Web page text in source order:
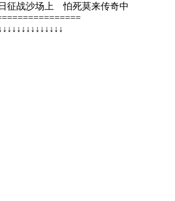
征战沙场上 怕死莫来传奇中